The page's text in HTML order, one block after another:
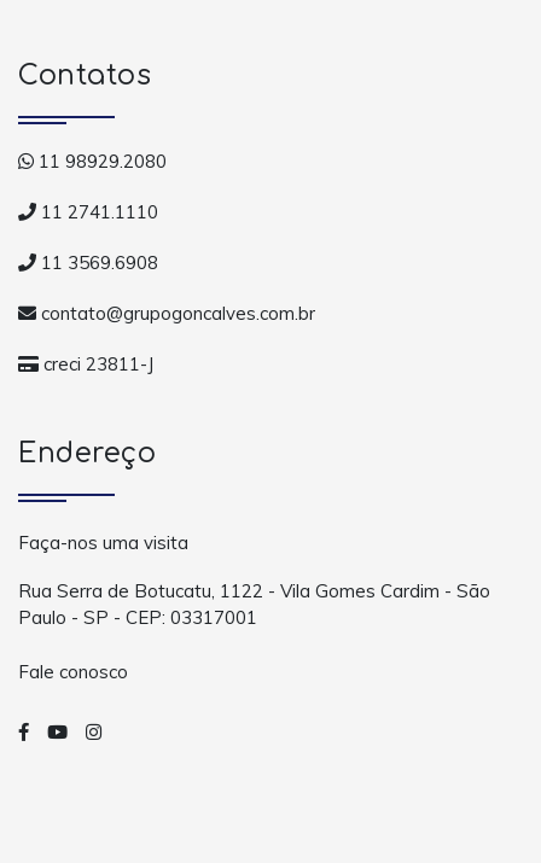
Contatos
11 98929.2080
11 2741.1110
11 3569.6908
contato@grupogoncalves.com.br
creci 23811-J
Endereço
Faça-nos uma visita
Rua Serra de Botucatu, 1122 - Vila Gomes Cardim - São
Paulo - SP - CEP: 03317001
Fale conosco